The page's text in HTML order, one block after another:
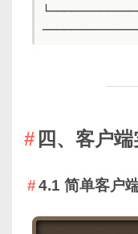
四、客户
4.1 简单客户